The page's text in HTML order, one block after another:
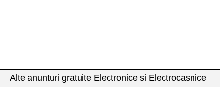
Alte anunturi gratuite Electronice si Electrocasnice